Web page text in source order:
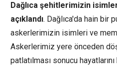
Dağlıca şehitlerimizin
açıklandı. Dağlıca'da hain bir
askerlerimizin isimleri ve
Askerlerimiz yere önceden
patlatılması sonucu